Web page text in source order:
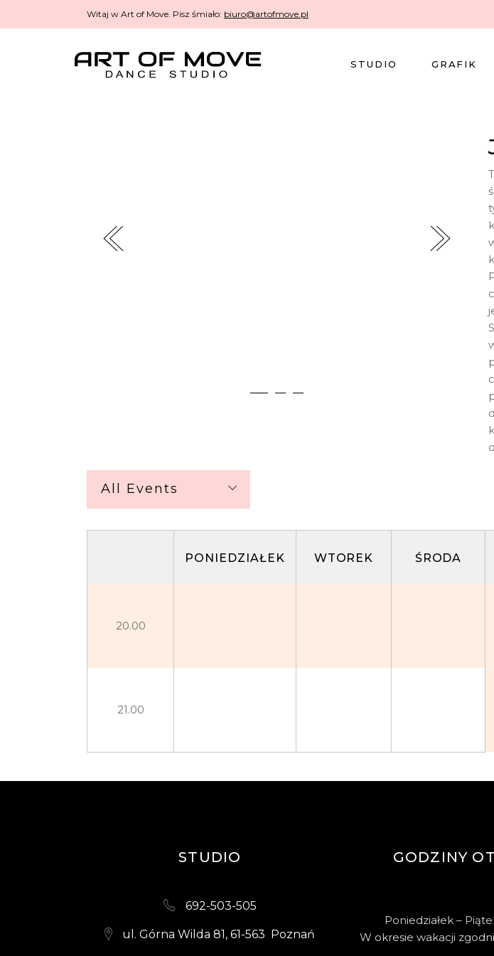
Witaj w Art of Move. Pisz śmiało: biuro@artofmove.pl
STUDIO GRAFIK
All Events
PONIEDZIAŁEK WTOREK ŚRODA
20.00
21.00
STUDIO
692-503-505
ul. Górna Wilda 81, 61-563 Poznań
GODZINY
Poniedziałek –
W okresie wakacji